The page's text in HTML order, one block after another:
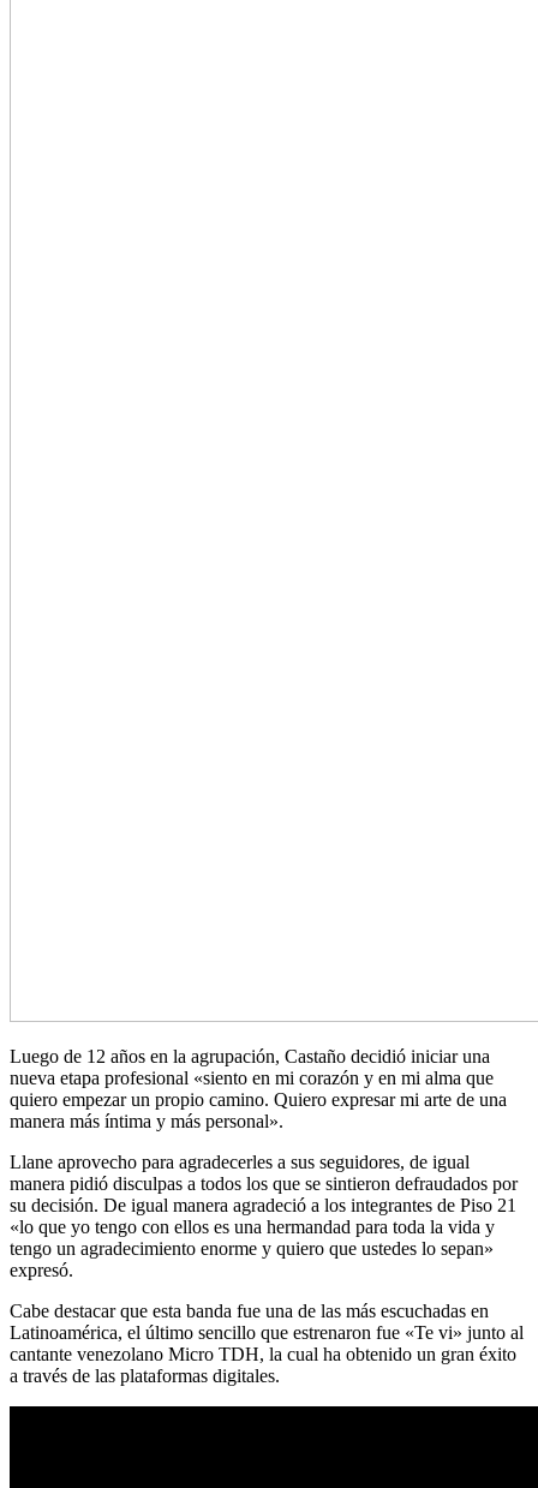
Luego de 12 años en la agrupación, Castaño decidió iniciar una
nueva etapa profesional «siento en mi corazón y en mi alma que
quiero empezar un propio camino. Quiero expresar mi arte de una
manera más íntima y más personal».
Llane aprovecho para agradecerles a sus seguidores, de igual
manera pidió disculpas a todos los que se sintieron defraudados por
su decisión. De igual manera agradeció a los integrantes de Piso 21
«lo que yo tengo con ellos es una hermandad para toda la vida y
tengo un agradecimiento enorme y quiero que ustedes lo sepan»
expresó.
Cabe destacar que esta banda fue una de las más escuchadas en
Latinoamérica, el último sencillo que estrenaron fue «Te vi» junto al
cantante venezolano Micro TDH, la cual ha obtenido un gran éxito
a través de las plataformas digitales.